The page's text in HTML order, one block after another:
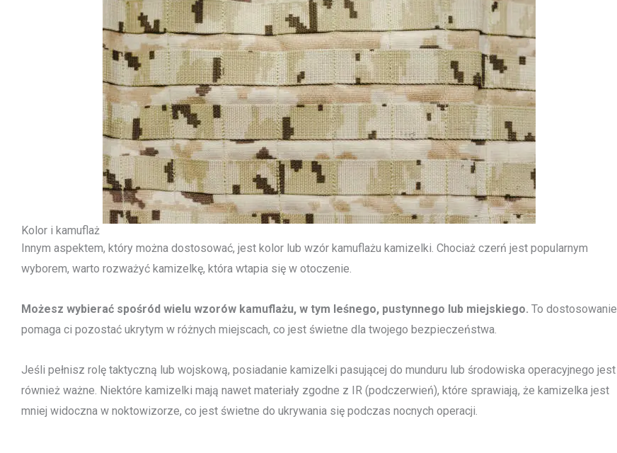
Kolor i kamuflaż
Innym aspektem, który można dostosować, jest kolor lub wzór kamuflażu kamizelki. Chociaż czerń jest popularnym
wyborem, warto rozważyć kamizelkę, która wtapia się w otoczenie.
Możesz wybierać spośród wielu wzorów kamuflażu, w tym leśnego, pustynnego lub miejskiego. To dostosowanie
pomaga ci pozostać ukrytym w różnych miejscach, co jest świetne dla twojego bezpieczeństwa.
Jeśli pełnisz rolę taktyczną lub wojskową, posiadanie kamizelki pasującej do munduru lub środowiska operacyjnego jest
również ważne. Niektóre kamizelki mają nawet materiały zgodne z IR (podczerwień), które sprawiają, że kamizelka jest
mniej widoczna w noktowizorze, co jest świetne do ukrywania się podczas nocnych operacji.